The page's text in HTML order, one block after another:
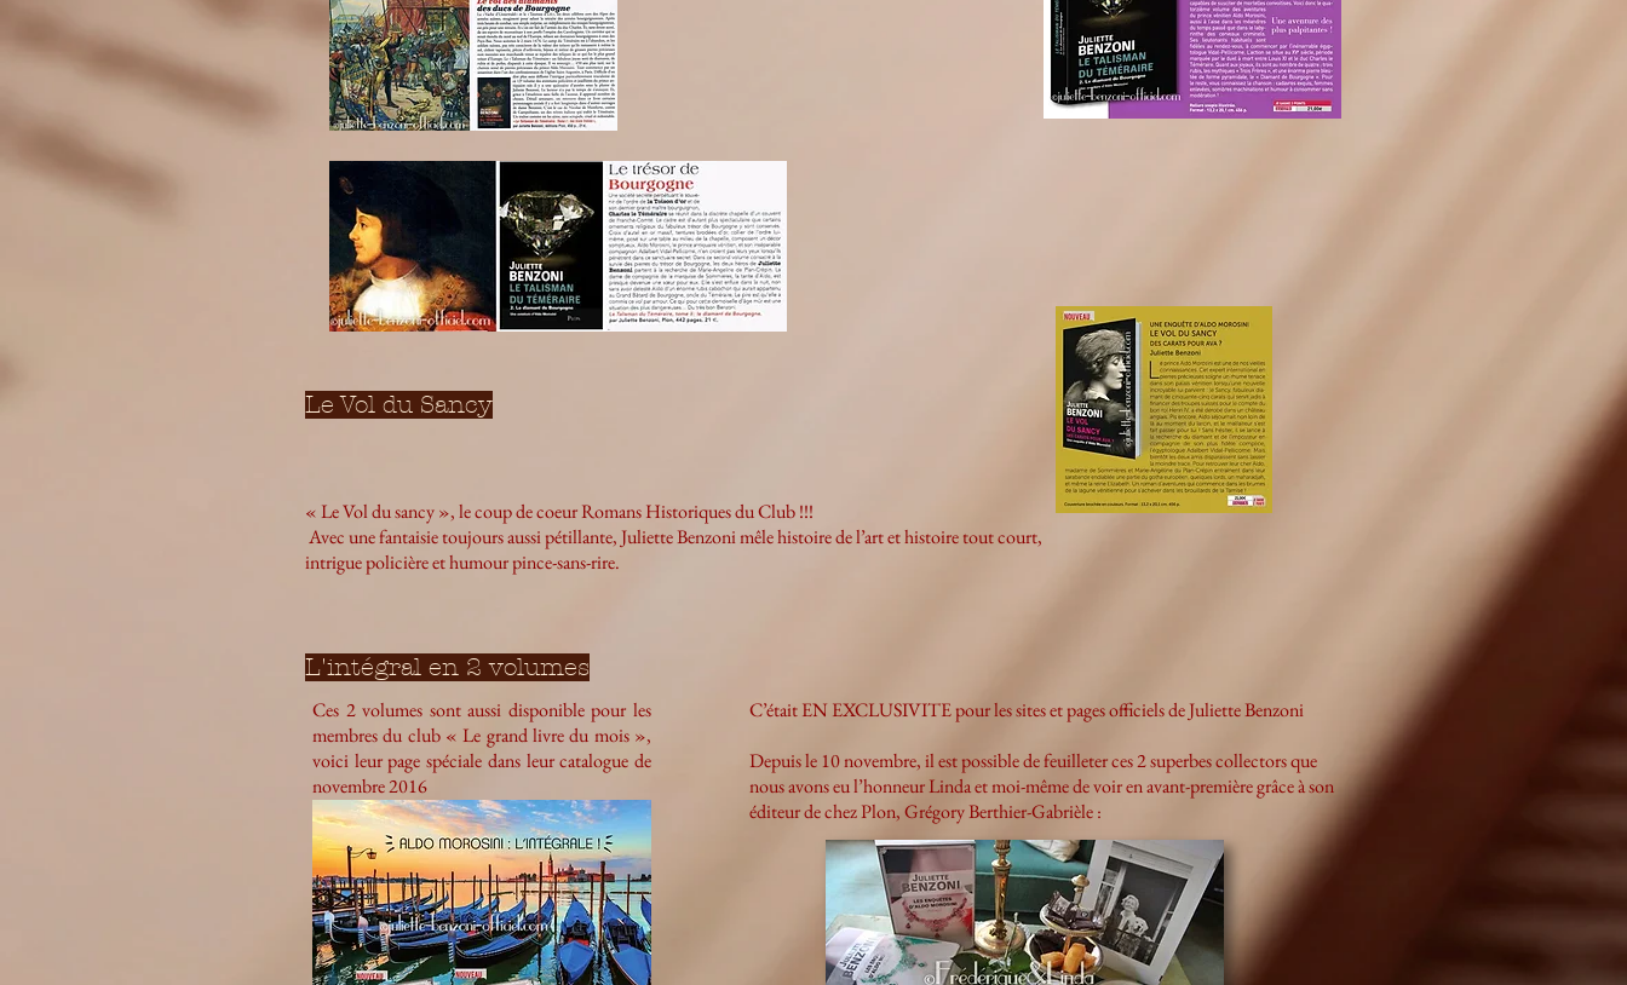
Le Vol du Sancy
« Le Vol du sancy », le coup de coeur Romans Historiques du Club !!!
Avec une fantaisie toujours aussi pétillante, Juliette Benzoni mêle histoire de l’art et histoire tout court,
intrigue policière et humour pince-sans-rire.
L'intégral en 2 volumes
Ces 2 volumes sont aussi disponible pour les
membres du club « Le grand livre du mois »,
voici leur page spéciale dans leur catalogue de
novembre 2016
C’était EN EXCLUSIVITE pour les sites et pages officiels de Juliette Benzoni
Depuis le 10 novembre, il est possible de feuilleter ces 2 superbes collectors que
nous avons eu l’honneur Linda et moi-même de voir en avant-première grâce à son
éditeur de chez Plon, Grégory Berthier-Gabrièle :